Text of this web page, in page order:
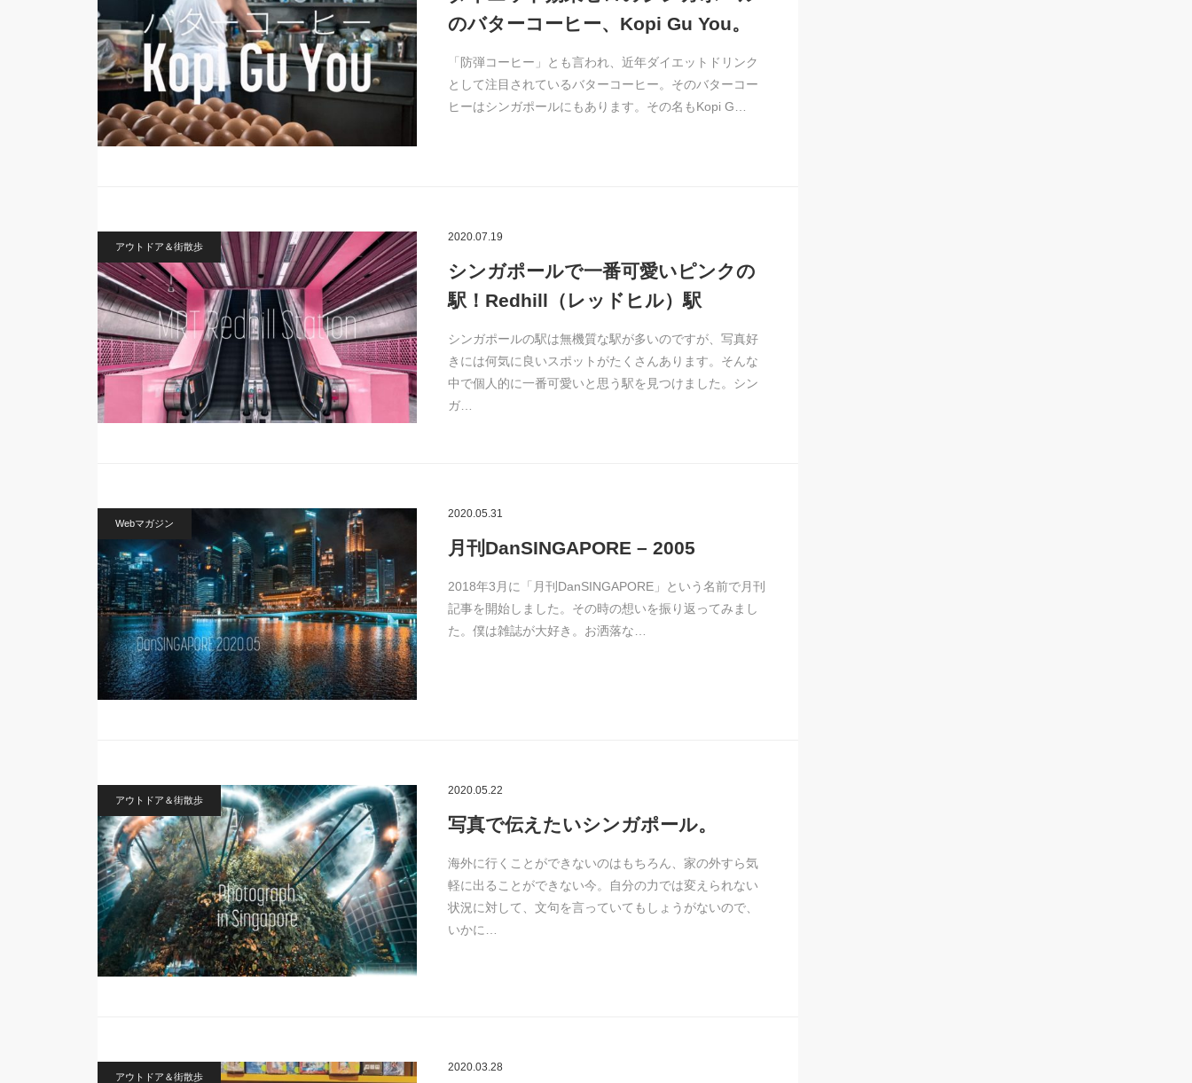
のバターコーヒー、Kopi Gu You。
「防弾コーヒー」とも言われ、近年ダイエットドリンク
として注目されているバターコーヒー。そのバターコー
ヒーはシンガポールにもあります。その名もKopi G…
アウトドア＆街散歩
2020.07.19
シンガポールで一番可愛いピンクの
駅！Redhill（レッドヒル）駅
シンガポールの駅は無機質な駅が多いのですが、写真好
きには何気に良いスポットがたくさんあります。そんな
中で個人的に一番可愛いと思う駅を見つけました。シン
ガ…
Webマガジン
2020.05.31
月刊DanSINGAPORE – 2005
2018年3月に「月刊DanSINGAPORE」という名前で月刊
記事を開始しました。その時の想いを振り返ってみまし
た。僕は雑誌が大好き。お洒落な…
アウトドア＆街散歩
2020.05.22
写真で伝えたいシンガポール。
海外に行くことができないのはもちろん、家の外すら気
軽に出ることができない今。自分の力では変えられない
状況に対して、文句を言っていてもしょうがないので、
いかに…
アウトドア＆街散歩
2020.03.28